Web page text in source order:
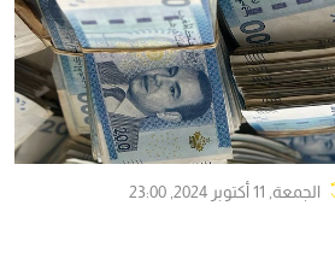
الجمعة, 11 أكتوبر 2024, 23:00